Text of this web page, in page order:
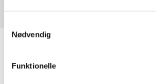
Nødvendig
Funktionelle